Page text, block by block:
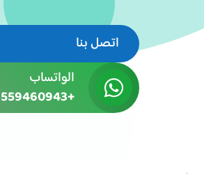
اتصل بنا
الواتساب
+966559460943